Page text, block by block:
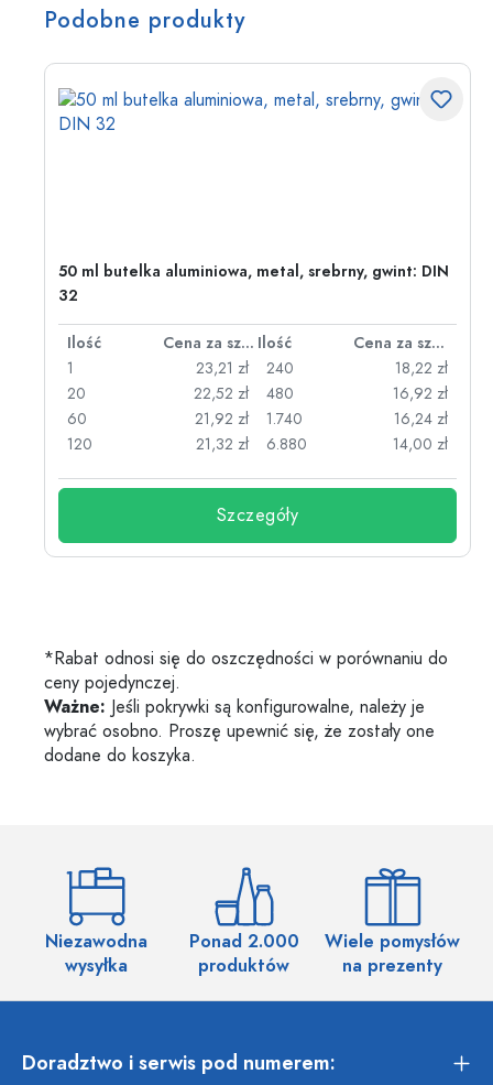
Podobne produkty
50 ml butelka aluminiowa, metal, srebrny, gwint: DIN
32
Ilość Cena za sztukę Ilość
Cena za sztukę
1
23,21 zł
20
22,52 zł
60
21,92 zł
120
21,32 zł
240
18,22 zł
480
16,92 zł
1.740
16,24 zł
6.880
14,00 zł
Szczegóły
*Rabat odnosi się do oszczędności w porównaniu do
ceny pojedynczej.
Ważne: Jeśli pokrywki są konfigurowalne, należy je
wybrać osobno. Proszę upewnić się, że zostały one
dodane do koszyka.
Niezawodna
wysyłka
Ponad 2.000
produktów
Wiele pomysłów
na prezenty
Doradztwo i serwis pod numerem: